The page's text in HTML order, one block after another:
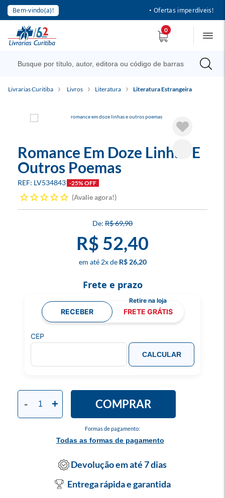
Bem-vindo(a)! • Ofertas imperdíveis!
0
Livrarias Curitiba Livros Literatura Literatura Estrangeira
Romance Em Doze Linhas E
Outros Poemas
LV534843 -25% OFF
Avalie agora!
R$ 69,90
R$ 52,40
2x R$ 26,20
Formas de pagamento:
Todas as formas de pagamento
- + COMPRAR
Frete e prazo
RECEBER FRETE GRÁTIS
CEP
CALCULAR
Devolução em até 7 dias
Entrega rápida e garantida